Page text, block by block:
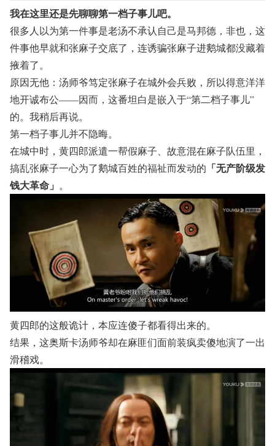
我在这里还是先聊聊第一档子事儿吧。
很多人以为第一件事是老汤不承认自己是马邦德，非也，这
件事他早就和张麻子交底了，连诱骗张麻子进鹅城都没藏着
掖着了。
原因无他：汤师爷笃定张麻子在城外会兵败，所以得意洋洋
地开诚布公——因而，这番坦白是嵌入于“第二档子事儿”
的。我稍后再说。
第一档子事儿并不隐晦。
在城中时，黄四郎派遣一帮假麻子、故意混在麻子队伍里，
搞乱张麻子一心为了鹅城百姓的福祉而发动的 「无产阶级发
钱大革命」 。
黄四郎的这般诡计，本应连傻子都看得出来的。
结果，这奥斯卡汤师爷却在麻匪们面前装疯卖傻地演了一出
滑稽戏。